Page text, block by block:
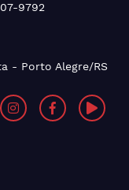
9792
- Porto Alegre/RS